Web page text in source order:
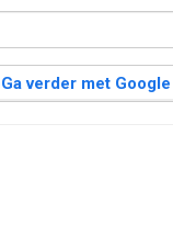
20
Ga verder met Google